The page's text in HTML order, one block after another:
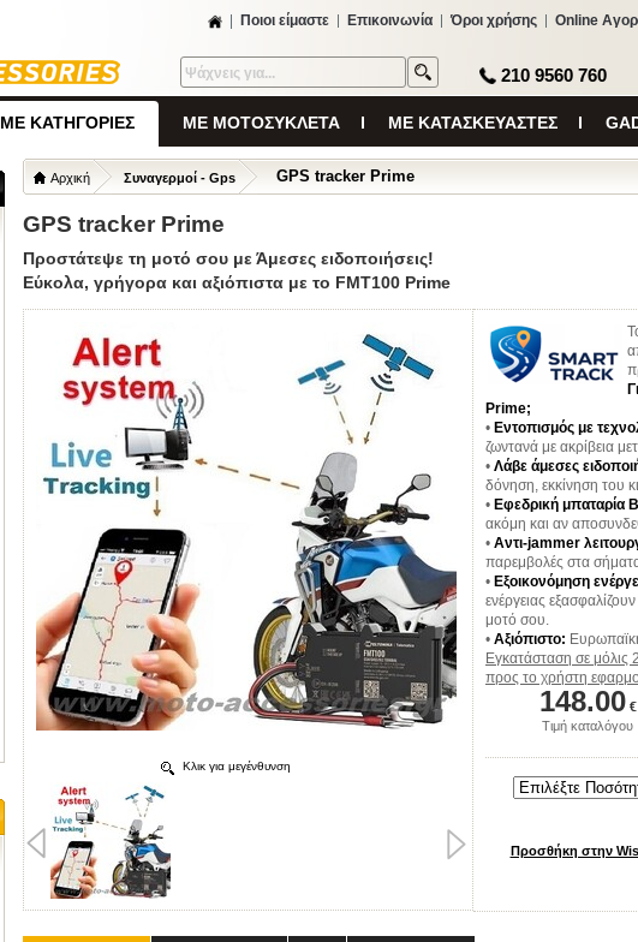
Ποιοι είμαστε Επικοινωνία Όροι χρήσης Online
210 9560 760
ΜΕ ΚΑΤΗΓΟΡΙΕΣ ΜΕ ΜΟΤΟΣΥΚΛΕΤΑ ΜΕ ΚΑΤΑΣΚΕΥΑΣΤΕΣ
Αρχική Συναγερμοί - Gps GPS tracker Prime
GPS tracker Prime
Προστάτεψε τη μοτό σου με Άμεσες ειδοποιήσεις!
Εύκολα, γρήγορα και αξιόπιστα με το FMT100 Prime
Κλικ για μεγένθυνση
Prime;
• Εντοπισμός με
ζωντανά με ακρίβεια
• Λάβε άμεσες
δόνηση, εκκίνηση του
• Εφεδρική μπαταρία
ακόμη και αν
• Αντι-jammer
παρεμβολές στα
• Εξοικονόμηση
ενέργειας
μοτό σου.
• Αξιόπιστο:
Εγκατάσταση σε μόλις
προς το χρήστη
148.00 €
Τιμή καταλόγου